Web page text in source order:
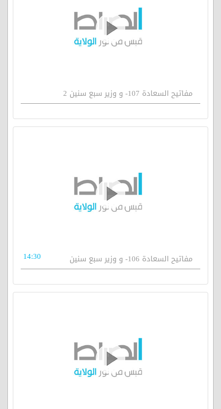
مفاتيح السعادة 107- و وزير سبع سنين 2
مفاتيح السعادة 106- و وزير سبع سنين 14:30